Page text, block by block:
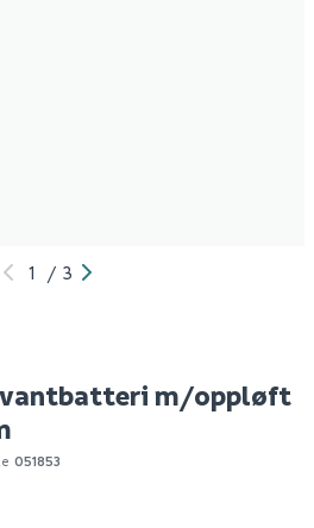
1 / 3
m/oppløft
051853